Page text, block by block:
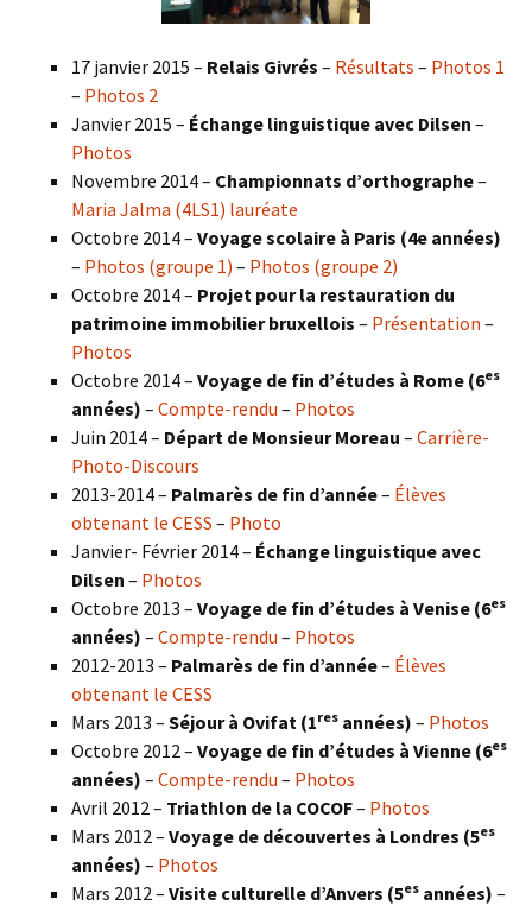
17 janvier 2015 – Relais Givrés – Résultats – Photos 1
– Photos 2
Janvier 2015 – Échange linguistique avec Dilsen –
Photos
Novembre 2014 – Championnats d’orthographe–
Maria Jalma (4LS1) lauréate
Octobre 2014 – Voyage scolaire à Paris (4e années)
– Photos (groupe 1) – Photos (groupe 2)
Octobre 2014 – Projet pour la restauration du
patrimoine immobilier bruxellois – Présentation –
Photos
Octobre 2014 – Voyage de fin d’études à Rome (6es
années) – Compte-rendu – Photos
Juin 2014 – Départ de Monsieur Moreau – Carrière-
Photo-Discours
2013-2014 – Palmarès de fin d’année– Élèves
obtenant le CESS – Photo
Janvier- Février 2014 – Échange linguistique avec
Dilsen – Photos
Octobre 2013 – Voyage de fin d’études à Venise (6es
années) – Compte-rendu – Photos
2012-2013 – Palmarès de fin d’année– Élèves
obtenant le CESS
Mars 2013 – Séjour à Ovifat (1res années) – Photos
Octobre 2012 – Voyage de fin d’études à Vienne (6es
années) – Compte-rendu – Photos
Avril 2012 – Triathlon de la COCOF– Photos
Mars 2012 – Voyage de découvertes à Londres (5es
années) – Photos
Mars 2012 – Visite culturelle d’Anvers (5es années) –